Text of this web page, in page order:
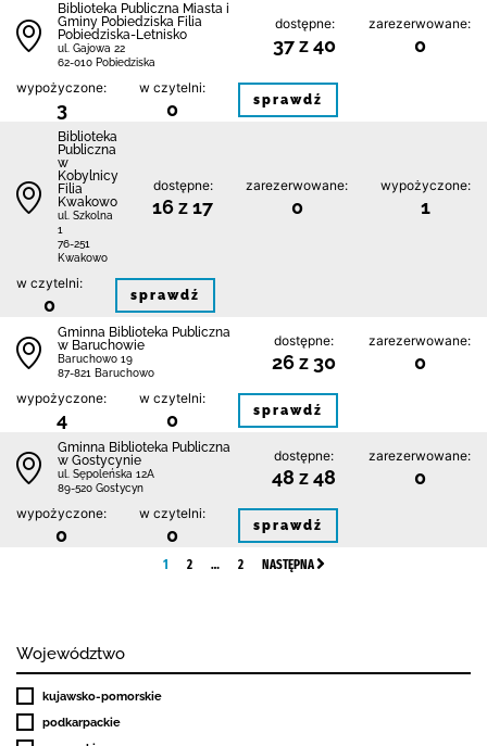
Biblioteka Publiczna Miasta i
Gminy Pobiedziska Filia
Pobiedziska-Letnisko
ul. Gajowa 22
62-010 Pobiedziska
dostępne:
37 z 40
zarezerwowane:
0
wypożyczone:
3
w czytelni:
0 sprawdź
Biblioteka
Publiczna
w
Kobylnicy
Filia
Kwakowo
ul. Szkolna
1
76-251
Kwakowo
dostępne:
16 z 17
zarezerwowane:
0
wypożyczone:
1
w czytelni:
0 sprawdź
Gminna Biblioteka Publiczna
w Baruchowie
Baruchowo 19
87-821 Baruchowo
dostępne:
26 z 30
zarezerwowane:
0
wypożyczone:
4
w czytelni:
0 sprawdź
Gminna Biblioteka Publiczna
w Gostycynie
ul. Sępoleńska 12A
89-520 Gostycyn
dostępne:
48 z 48
zarezerwowane:
0
wypożyczone:
0
w czytelni:
0 sprawdź
1 2 … 2 NASTĘPNA
Województwo
kujawsko-pomorskie
podkarpackie